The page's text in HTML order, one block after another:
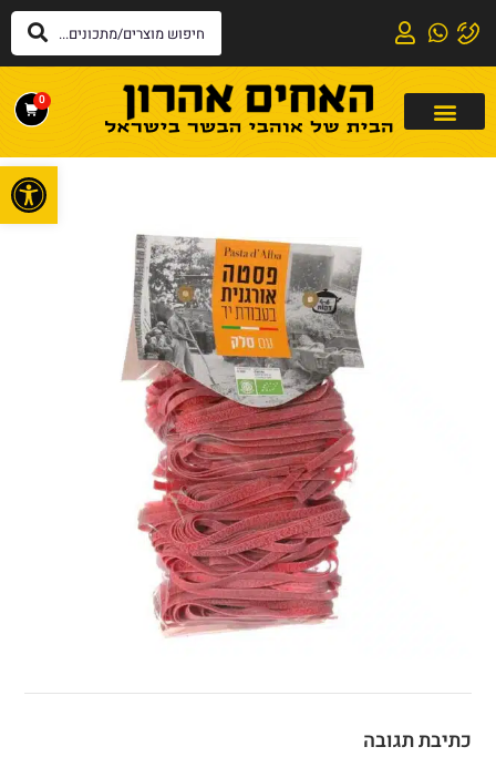
0
כתיבת תגובה